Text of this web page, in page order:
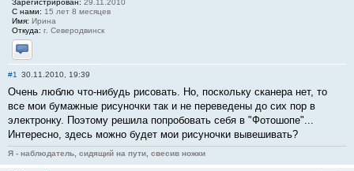
Зарегистрирован: 29.11.2010
С нами: 15 лет 8 месяцев
Имя: Ирина
Откуда: г. Северодвинск
Отправить личное сообщение
#1 30.11.2010, 19:39
Очень люблю что-нибудь рисовать. Но, поскольку сканера нет, то
все мои бумажные рисуночки так и не переведены до сих пор в
электронку. Поэтому решила попробовать себя в "Фотошопе"...
Интересно, здесь можно будет мои рисуночки вывешивать?
Я - наблюдатель, сидящий на пути, свесив ножки